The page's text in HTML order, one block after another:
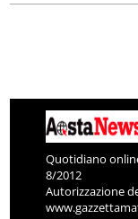
Quotidiano
8/2012
Autorizzazione